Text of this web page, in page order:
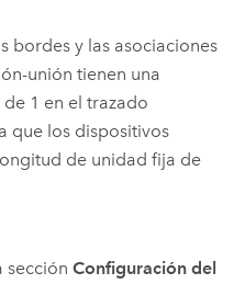
bordes y las asociaciones
unión tienen una
1 en el trazado
que los dispositivos
de unidad fija de
sección Configuración del